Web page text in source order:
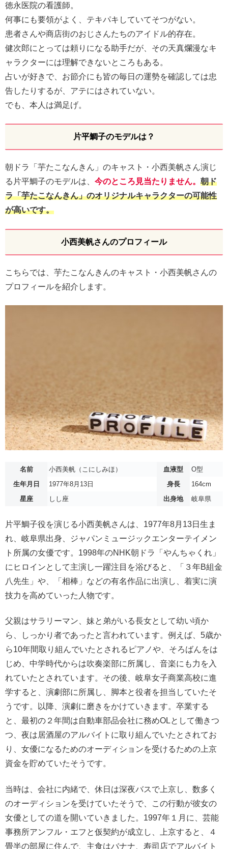
徳永医院の看護師。
何事にも要領がよく、テキパキしていてそつがない。
患者さんや商店街のおじさんたちのアイドル的存在。
健次郎にとっては頼りになる助手だが、その天真爛漫なキ
ャラクターには理解できないところもある。
占いが好きで、お節介にも皆の毎日の運勢を確認しては忠
告したりするが、アテにはされていない。
でも、本人は満足げ。
片平鯛子のモデルは？
朝ドラ「芋たこなんきん」のキャスト・小西美帆さん演じ
る片平鯛子のモデルは、 今のところ見当たりません。 朝ド
ラ「芋たこなんきん」のオリジナルキャラクターの可能性
が高いです。
小西美帆さんのプロフィール
こちらでは、芋たこなんきんのキャスト・小西美帆さんの
プロフィールを紹介します。
名前 小西美帆（こにしみほ） 血液型
O型
生年月日
1977年8月13日 身長
164cm
星座
しし座 出身地 岐阜県
片平鯛子役を演じる小西美帆さんは、1977年8月13日生ま
れ、岐阜県出身、ジャパンミュージックエンターテイメン
ト所属の女優です。1998年のNHK朝ドラ「やんちゃくれ」
にヒロインとして主演し一躍注目を浴びると、「３年B組金
八先生」や、「相棒」などの有名作品に出演し、着実に演
技力を高めていった人物です。
父親はサラリーマン、妹と弟がいる長女として幼い頃か
ら、しっかり者であったと言われています。例えば、5歳か
ら10年間取り組んでいたとされるピアノや、そろばんをは
じめ、中学時代からは吹奏楽部に所属し、音楽にも力を入
れていたとされています。その後、岐阜女子商業高校に進
学すると、演劇部に所属し、脚本と役者を担当していたそ
うです。以降、演劇に磨きをかけていきます。卒業する
と、最初の２年間は自動車部品会社に務めOLとして働きつ
つ、夜は居酒屋のアルバイトに取り組んでいたとされてお
り、女優になるためのオーディションを受けるための上京
資金を貯めていたそうです。
当時は、会社に内緒で、休日は深夜バスで上京し、数多く
のオーディションを受けていたそうで、この行動が彼女の
女優としての道を開いていきました。1997年１月に、芸能
事務所アンフル・エフと仮契約が成立し、上京すると、４
畳半の部屋に住んで、主食はバナナ、寿司店でアルバイト